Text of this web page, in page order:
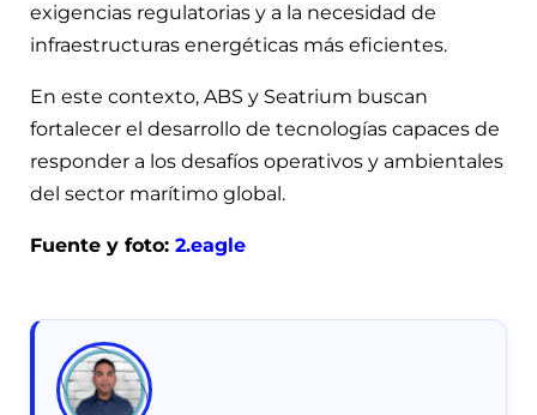
exigencias regulatorias y a la necesidad de
infraestructuras energéticas más eficientes.
En este contexto, ABS y Seatrium buscan
fortalecer el desarrollo de tecnologías capaces de
responder a los desafíos operativos y ambientales
del sector marítimo global.
Fuente y foto: 2.eagle